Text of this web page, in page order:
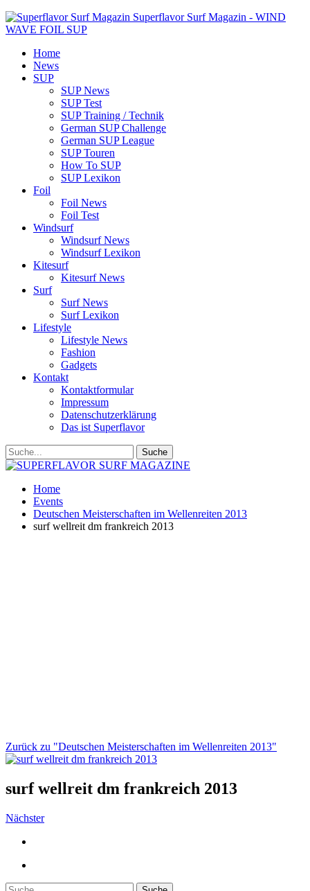
Superflavor Surf Magazin - WIND
WAVE FOIL SUP
Home
News
SUP
SUP News
SUP Test
SUP Training / Technik
German SUP Challenge
German SUP League
SUP Touren
How To SUP
SUP Lexikon
Foil
Foil News
Foil Test
Windsurf
Windsurf News
Windsurf Lexikon
Kitesurf
Kitesurf News
Surf
Surf News
Surf Lexikon
Lifestyle
Lifestyle News
Fashion
Gadgets
Kontakt
Kontaktformular
Impressum
Datenschutzerklärung
Das ist Superflavor
Home
Events
Deutschen Meisterschaften im Wellenreiten 2013
surf wellreit dm frankreich 2013
Zurück zu "Deutschen Meisterschaften im Wellenreiten 2013"
surf wellreit dm frankreich 2013
Nächster